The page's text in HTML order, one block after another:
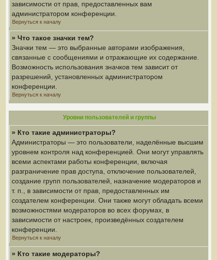
зависимости от прав, предоставленных вам
администратором конференции.
Вернуться к началу
» Что такое значки тем?
Значки тем — это выбранные авторами изображения,
связанные с сообщениями и отражающие их содержание.
Возможность использования значков тем зависит от
разрешений, установленных администратором
конференции.
Вернуться к началу
Уровни пользователей и группы
» Кто такие администраторы?
Администраторы — это пользователи, наделённые высшим
уровнем контроля над конференцией. Они могут управлять
всеми аспектами работы конференции, включая
разграничение прав доступа, отключение пользователей,
создание групп пользователей, назначение модераторов и
т. п., в зависимости от прав, предоставленных им
создателем конференции. Они также могут обладать всеми
возможностями модераторов во всех форумах, в
зависимости от настроек, произведённых создателем
конференции.
Вернуться к началу
» Кто такие модераторы?